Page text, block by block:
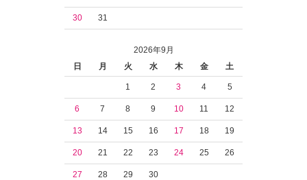
30 31
2026年9月
日
月 火 水 木 金 土
1 2 3 4 5
6 7 8 9 10 11 12
13 14 15 16 17 18 19
20 21 22 23 24 25 26
27 28 29 30